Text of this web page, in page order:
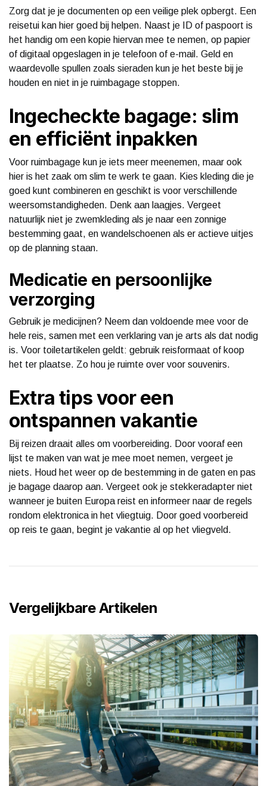
Zorg dat je je documenten op een veilige plek opbergt. Een
reisetui kan hier goed bij helpen. Naast je ID of paspoort is
het handig om een kopie hiervan mee te nemen, op papier
of digitaal opgeslagen in je telefoon of e-mail. Geld en
waardevolle spullen zoals sieraden kun je het beste bij je
houden en niet in je ruimbagage stoppen.
Ingecheckte bagage: slim
en efficiënt inpakken
Voor ruimbagage kun je iets meer meenemen, maar ook
hier is het zaak om slim te werk te gaan. Kies kleding die je
goed kunt combineren en geschikt is voor verschillende
weersomstandigheden. Denk aan laagjes. Vergeet
natuurlijk niet je zwemkleding als je naar een zonnige
bestemming gaat, en wandelschoenen als er actieve uitjes
op de planning staan.
Medicatie en persoonlijke
verzorging
Gebruik je medicijnen? Neem dan voldoende mee voor de
hele reis, samen met een verklaring van je arts als dat nodig
is. Voor toiletartikelen geldt: gebruik reisformaat of koop
het ter plaatse. Zo hou je ruimte over voor souvenirs.
Extra tips voor een
ontspannen vakantie
Bij reizen draait alles om voorbereiding. Door vooraf een
lijst te maken van wat je mee moet nemen, vergeet je
niets. Houd het weer op de bestemming in de gaten en pas
je bagage daarop aan. Vergeet ook je stekkeradapter niet
wanneer je buiten Europa reist en informeer naar de regels
rondom elektronica in het vliegtuig. Door goed voorbereid
op reis te gaan, begint je vakantie al op het vliegveld.
Vergelijkbare Artikelen